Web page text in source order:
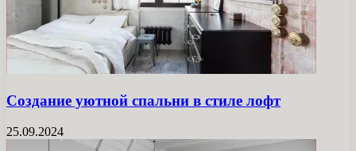
Создание уютной спальни в стиле лофт
25.09.2024